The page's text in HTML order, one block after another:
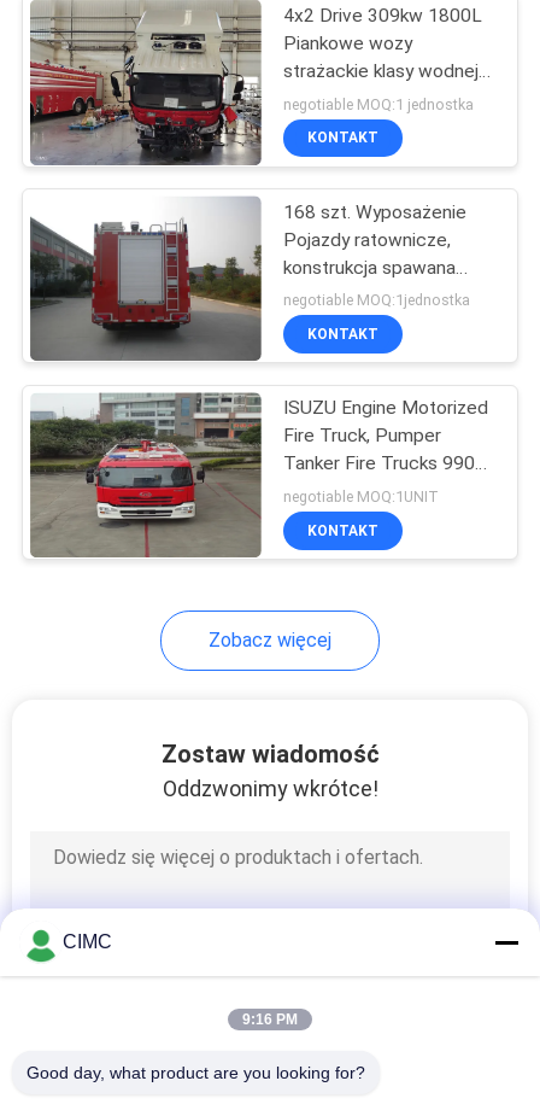
4x2 Drive 309kw 1800L
Piankowe wozy
strażackie klasy wodnej
B.
negotiable MOQ:1 jednostka
KONTAKT
168 szt. Wyposażenie
Pojazdy ratownicze,
konstrukcja spawana
Zmotoryzowany wóz
strażacki
negotiable MOQ:1jednostka
KONTAKT
ISUZU Engine Motorized
Fire Truck, Pumper
Tanker Fire Trucks 9900
× 2500 × 3450mm
Rozmiar
negotiable MOQ:1UNIT
KONTAKT
Zobacz więcej
Zostaw wiadomość
Oddzwonimy wkrótce!
CIMC
9:16 PM
Good day, what product are you looking for?